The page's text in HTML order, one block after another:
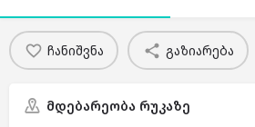
ჩანიშვნა გაზიარება
მდებარეობა რუკაზე